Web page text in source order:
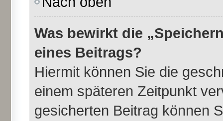
Was bewirkt die
eines Beitrags?
Hiermit können Sie die
einem späteren Zeitpunkt
gesicherten Beitrag können